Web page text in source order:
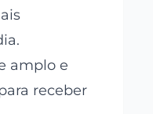
amplo e
receber